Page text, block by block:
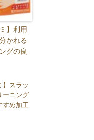
】利用
かれる
グの良
】スラッ
ーニング
すめ加工